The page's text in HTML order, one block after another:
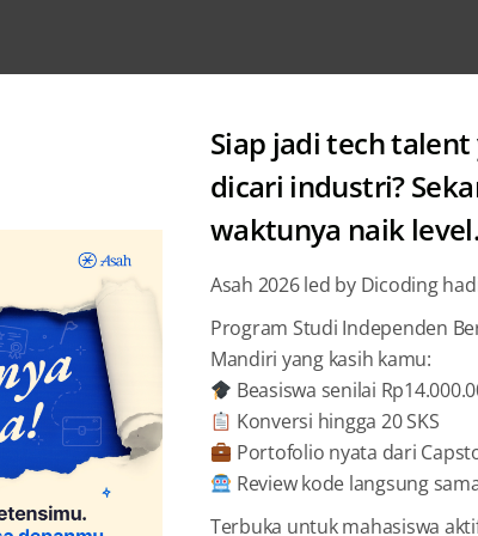
#ceritadicoding : Story
secara resmi diluncurkan tanggal
Indonesia dengan kebutuhan dan
pilar:
challenge, event, academy,danjobs,
menumbuhkembangkan ekosistem
menghasilkan produk teknologi unggul
Siap jadi tech talent
dicari industri?
waktunya naik level.
Asah 2026 led by Dicoding
Program Studi Independen
Mandiri yang kasih kamu:
Beasiswa senilai
Konversi hingga 20 SKS
Portofolio nyata dari
Review kode langsung
Terbuka untuk mahasiswa